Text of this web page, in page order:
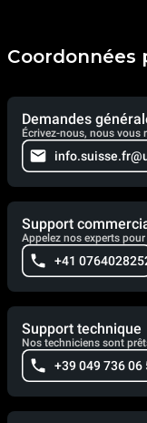
Coordonnées
Demandes
Écrivez-nous, nous vous
Support
Appelez nos experts
+41
Support technique
Nos techniciens sont
+39 049 736 06